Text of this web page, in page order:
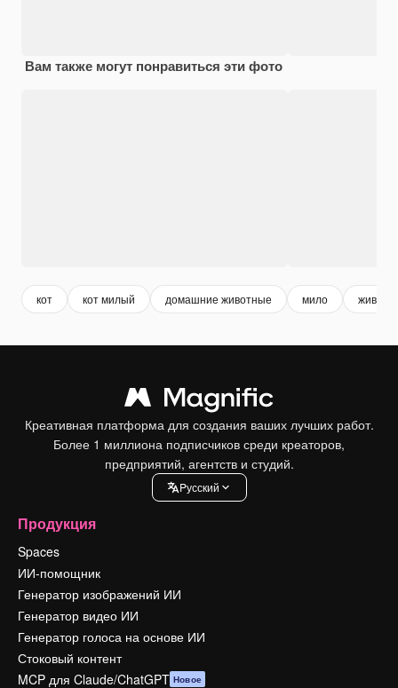
Вам также могут понравиться эти фото
кот кот милый домашние животные мило
Креативная платформа для создания ваших лучших работ.
Более 1 миллиона подписчиков среди креаторов,
предприятий, агентств и студий.
Pусский
Продукция
Spaces
ИИ-помощник
Генератор изображений ИИ
Генератор видео ИИ
Генератор голоса на основе ИИ
Стоковый контент
MCP для Claude/ChatGPT Новое